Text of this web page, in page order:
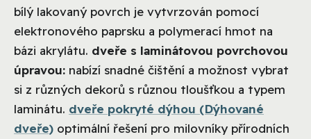
bílý lakovaný povrch je vytvrzován pomocí
elektronového paprsku a polymerací hmot na
bázi akrylátu. dveře s laminátovou povrchovou
úpravou: nabízí snadné čištění a možnost vybrat
si z různých dekorů s různou tloušťkou a typem
laminátu. dveře pokryté dýhou (Dýhované
dveře) optimální řešení pro milovníky přírodních